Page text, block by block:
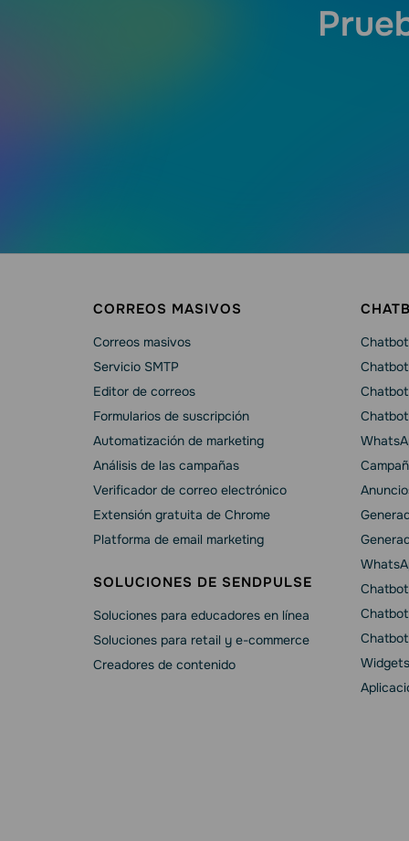
CORREOS MASIVOS
Correos masivos
Servicio SMTP
Editor de correos
Formularios de suscripción
Automatización de marketing
Análisis de las campañas
Verificador de correo electrónico
Extensión gratuita de Chrome
Platforma de email marketing
SOLUCIONES DE SENDPULSE
Soluciones para educadores en línea
Soluciones para retail y e-commerce
Creadores de contenido